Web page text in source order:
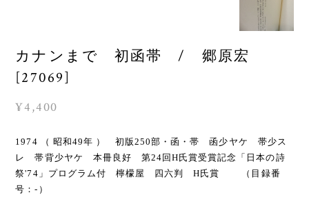
カナンまで 初函帯 / 郷原宏
[27069]
¥4,400
1974 （ 昭和49年 ） 初版250部・函・帯 函少ヤケ 帯少ス
レ 帯背少ヤケ 本冊良好 第24回H氏賞受賞記念「日本の詩
祭'74」プログラム付 檸檬屋 四六判 H氏賞 （目録番
号：-）